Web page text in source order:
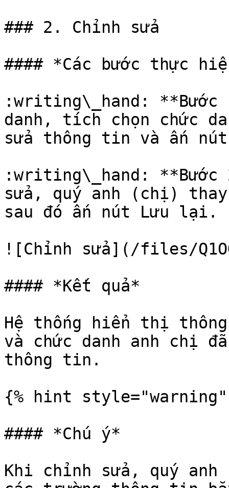
### 2. Chỉnh sửa
#### *Các bước thực
:writing\_hand: **Bước
danh, tích chọn chức
sửa thông tin và ấn
:writing\_hand: **Bước
sửa, quý anh (chị)
sau đó ấn nút Lưu lại.
![Chỉnh sửa](/files/
#### *Kết quả*
Hệ thống hiển thị
và chức danh anh chị
thông tin.
{% hint style="warning"
#### *Chú ý*
Khi chỉnh sửa, quý